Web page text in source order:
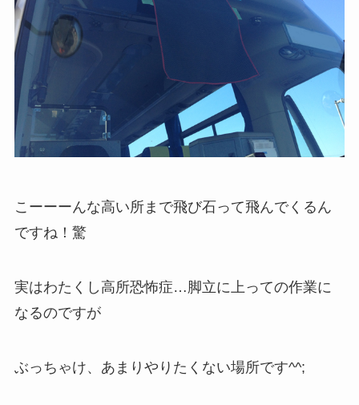
こーーーんな高い所まで飛び石って飛んでくるん
ですね！驚
実はわたくし高所恐怖症…脚立に上っての作業に
なるのですが
ぶっちゃけ、あまりやりたくない場所です^^;